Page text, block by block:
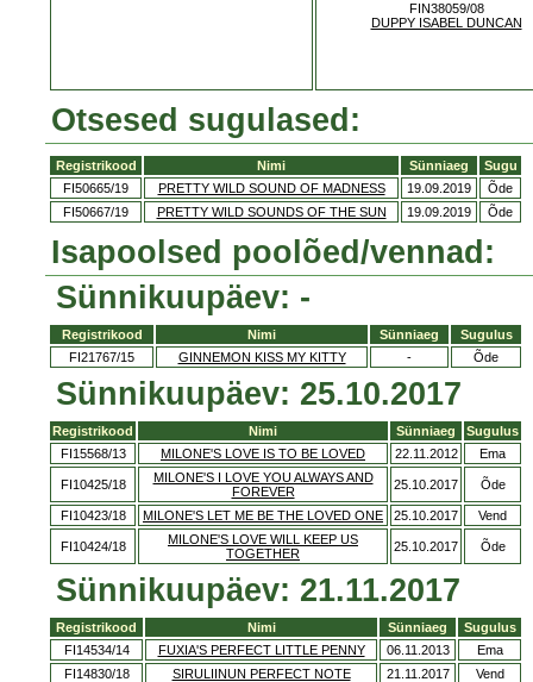
FIN38059/08
DUPPY ISABEL DUNCAN
Otsesed sugulased:
Registrikood Nimi Sünniaeg
Sugu
FI50665/19
PRETTY WILD SOUND OF MADNESS 19.09.2019
Õde
FI50667/19
PRETTY WILD SOUNDS OF THE SUN 19.09.2019 Õde
Isapoolsed poolõed/vennad:
Sünnikuupäev: -
Registrikood Nimi Sünniaeg
Sugulus
FI21767/15
GINNEMON KISS MY KITTY - Õde
Sünnikuupäev: 25.10.2017
Registrikood Nimi Sünniaeg
Sugulus
FI15568/13
MILONE'S LOVE IS TO BE LOVED 22.11.2012 Ema
FI10425/18
MILONE'S I LOVE YOU ALWAYS AND
FOREVER
25.10.2017 Õde
FI10423/18 MILONE'S LET ME BE THE LOVED ONE 25.10.2017 Vend
FI10424/18
MILONE'S LOVE WILL KEEP US
TOGETHER
25.10.2017 Õde
Sünnikuupäev: 21.11.2017
Registrikood Nimi Sünniaeg
Sugulus
FI14534/14
FUXIA'S PERFECT LITTLE PENNY 06.11.2013
Ema
FI14830/18
SIRULIINUN PERFECT NOTE 21.11.2017 Vend